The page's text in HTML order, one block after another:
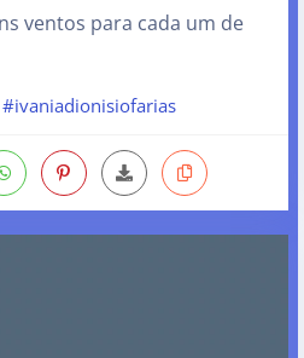
ventos para cada um de
#ivaniadionisiofarias